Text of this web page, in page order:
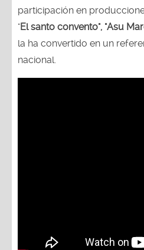
participación en
"El santo convento", "Asu
la ha convertido en un
nacional.